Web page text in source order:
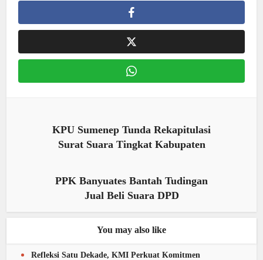
KPU Sumenep Tunda Rekapitulasi
Surat Suara Tingkat Kabupaten
PPK Banyuates Bantah Tudingan
Jual Beli Suara DPD
You may also like
Refleksi Satu Dekade, KMI Perkuat Komitmen